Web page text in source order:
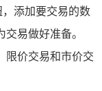
，添加要交易的数
易做好准备。
限价交易和市价交